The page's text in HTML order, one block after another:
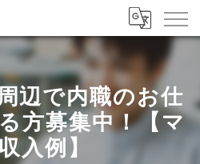
辺で内職のお仕
方募集中！【マ
入例】